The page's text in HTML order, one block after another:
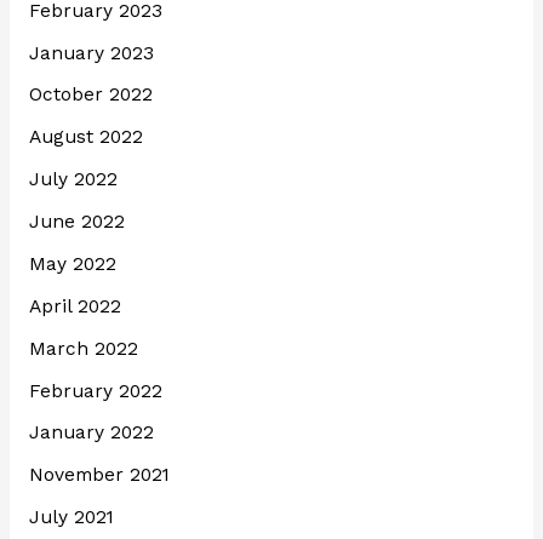
February 2023
January 2023
October 2022
August 2022
July 2022
June 2022
May 2022
April 2022
March 2022
February 2022
January 2022
November 2021
July 2021